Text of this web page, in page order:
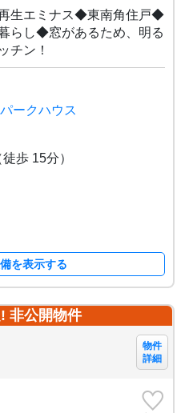
生エミナス◆東南角住戸◆
らし◆窓があるため、明る
チン！
ークハウス
徒歩 15分）
を表示する
非公開物件
物件
詳細